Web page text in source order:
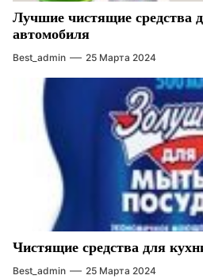
Лучшие чистящие средства
автомобиля
Best_admin 25 Марта 2024
Чистящие средства для
Best_admin 25 Марта 2024